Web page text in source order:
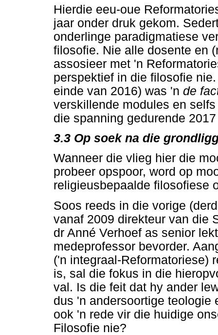
Hierdie eeu-oue
jaar onder druk gekom.
onderlinge paradigmatiese
filosofie. Nie alle dosente en
assosieer met 'n
perspektief in die filosofie
einde van 2016) was 'n de
verskillende modules en
die spanning gedurende
3.3 Op soek na die
Wanneer die vlieg hier die
probeer opspoor, word op
religieusbepaalde filosofiese
Soos reeds in die vorige
vanaf 2009 direkteur van die
dr Anné Verhoef as senior
medeprofessor bevorder.
('n integraal-Reformatoriese)
is, sal die fokus in die
val. Is die feit dat hy ander
dus 'n andersoortige teologie
ook 'n rede vir die huidige
Filosofie nie?